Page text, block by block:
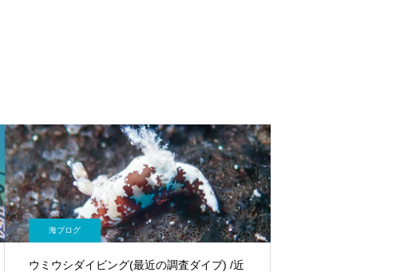
海ブログ
ウミウシダイビング(最近の調査ダイブ) /近